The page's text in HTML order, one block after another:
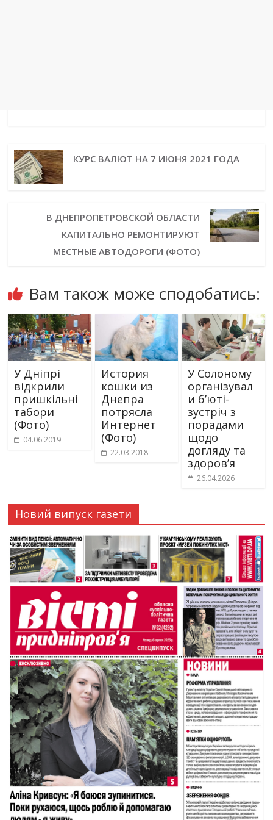
КУРС ВАЛЮТ НА 7 ИЮНЯ 2021 ГОДА
В ДНЕПРОПЕТРОВСКОЙ ОБЛАСТИ
КАПИТАЛЬНО РЕМОНТИРУЮТ
МЕСТНЫЕ АВТОДОРОГИ (ФОТО)
Вам також може сподобатись:
У Дніпрі
відкрили
пришкільні
табори
(Фото)
04.06.2019
История
кошки из
Днепра
потрясла
Интернет
(Фото)
22.03.2018
У Солоному
організувал
и б’юті-
зустріч з
порадами
щодо
догляду та
здоров’я
26.04.2026
Новий випуск газети